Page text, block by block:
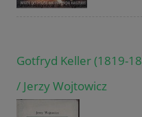
Gotfryd Keller (1819-
/ Jerzy Wojtowicz